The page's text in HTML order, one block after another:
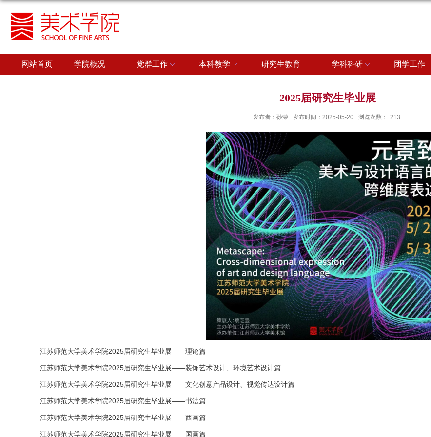
网站首页 学院概况 党群工作 本科教学 研究生教育 学科科研 团学工作
2025届研究生毕业展
发布者：孙荣 发布时间：2025-05-20 浏览次数： 213
江苏师范大学美术学院2025届研究生毕业展——理论篇
江苏师范大学美术学院2025届研究生毕业展——装饰艺术设计、环境艺术设计篇
江苏师范大学美术学院2025届研究生毕业展——文化创意产品设计、视觉传达设计篇
江苏师范大学美术学院2025届研究生毕业展——书法篇
江苏师范大学美术学院2025届研究生毕业展——西画篇
江苏师范大学美术学院2025届研究生毕业展——国画篇